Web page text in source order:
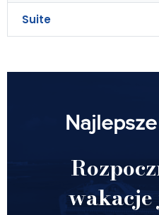
Suite